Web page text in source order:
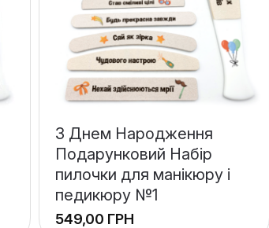
З Днем Народження
Подарунковий Набір
пилочки для манікюру і
педикюру №1
ГРН